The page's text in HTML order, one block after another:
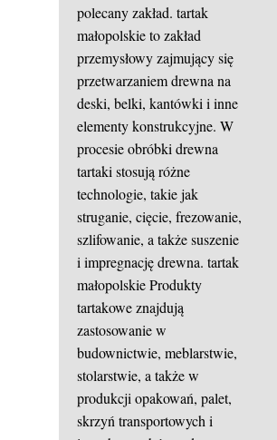
polecany zakład. tartak
małopolskie to zakład
przemysłowy zajmujący się
przetwarzaniem drewna na
deski, belki, kantówki i inne
elementy konstrukcyjne. W
procesie obróbki drewna
tartaki stosują różne
technologie, takie jak
struganie, cięcie, frezowanie,
szlifowanie, a także suszenie
i impregnację drewna. tartak
małopolskieProdukty
tartakowe znajdują
zastosowanie w
budownictwie, meblarstwie,
stolarstwie, a także w
produkcji opakowań, palet,
skrzyń transportowych i